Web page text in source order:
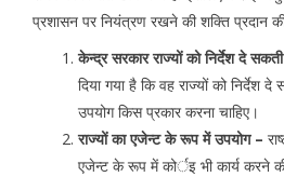
प्रशासन पर नियंत्रण रखने की शक्ति प्रदान
केन्द्र सरकार राज्यों को निर्देश दे
दिया गया है कि वह राज्यों को निर्देश
उपयोग किस प्रकार करना चाहिए।
राज्यों का एजेन्ट के रूप में उपयोग –
एजेन्ट के रूप में कोर्इ भी कार्य करने